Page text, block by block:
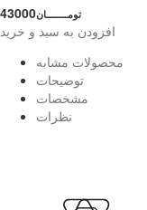
43000تومــــــــان
افزودن به سبد و خرید
محصولات مشابه
توضیحات
مشخصات
نظرات